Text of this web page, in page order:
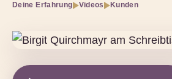
Deine Erfahrung Videos Kunden